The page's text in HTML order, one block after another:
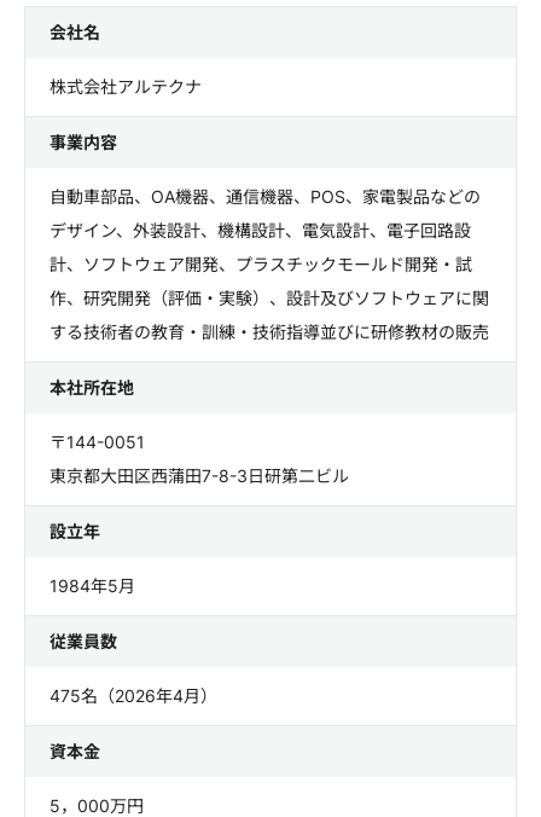
会社名
株式会社アルテクナ
事業内容
自動車部品、OA機器、通信機器、POS、家電製品などの
デザイン、外装設計、機構設計、電気設計、電子回路設
計、ソフトウェア開発、プラスチックモールド開発・試
作、研究開発（評価・実験）、設計及びソフトウェアに関
する技術者の教育・訓練・技術指導並びに研修教材の販売
本社所在地
〒144-0051
東京都大田区西蒲田7-8-3日研第二ビル
設立年
1984年5月
従業員数
475名（2026年4月）
資本金
5，000万円